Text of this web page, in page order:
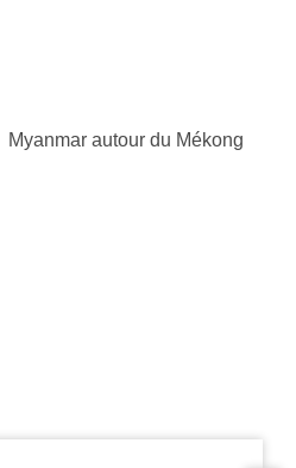
Myanmar autour du Mékong